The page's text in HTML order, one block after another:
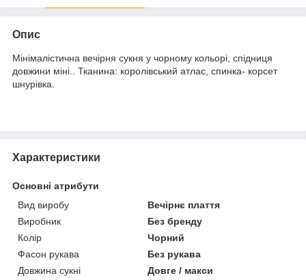
Опис
Мінімалістична вечірня сукня у чорному кольорі, спідниця
довжини міні.. Тканина: королівський атлас, спинка- корсет
шнурівка.
Характеристики
Основні атрибути
Вид виробу
Вечірнє плаття
Виробник
Без бренду
Колір
Чорний
Фасон рукава
Без рукава
Довжина сукні
Довге / макси